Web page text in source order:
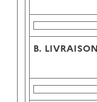
B.